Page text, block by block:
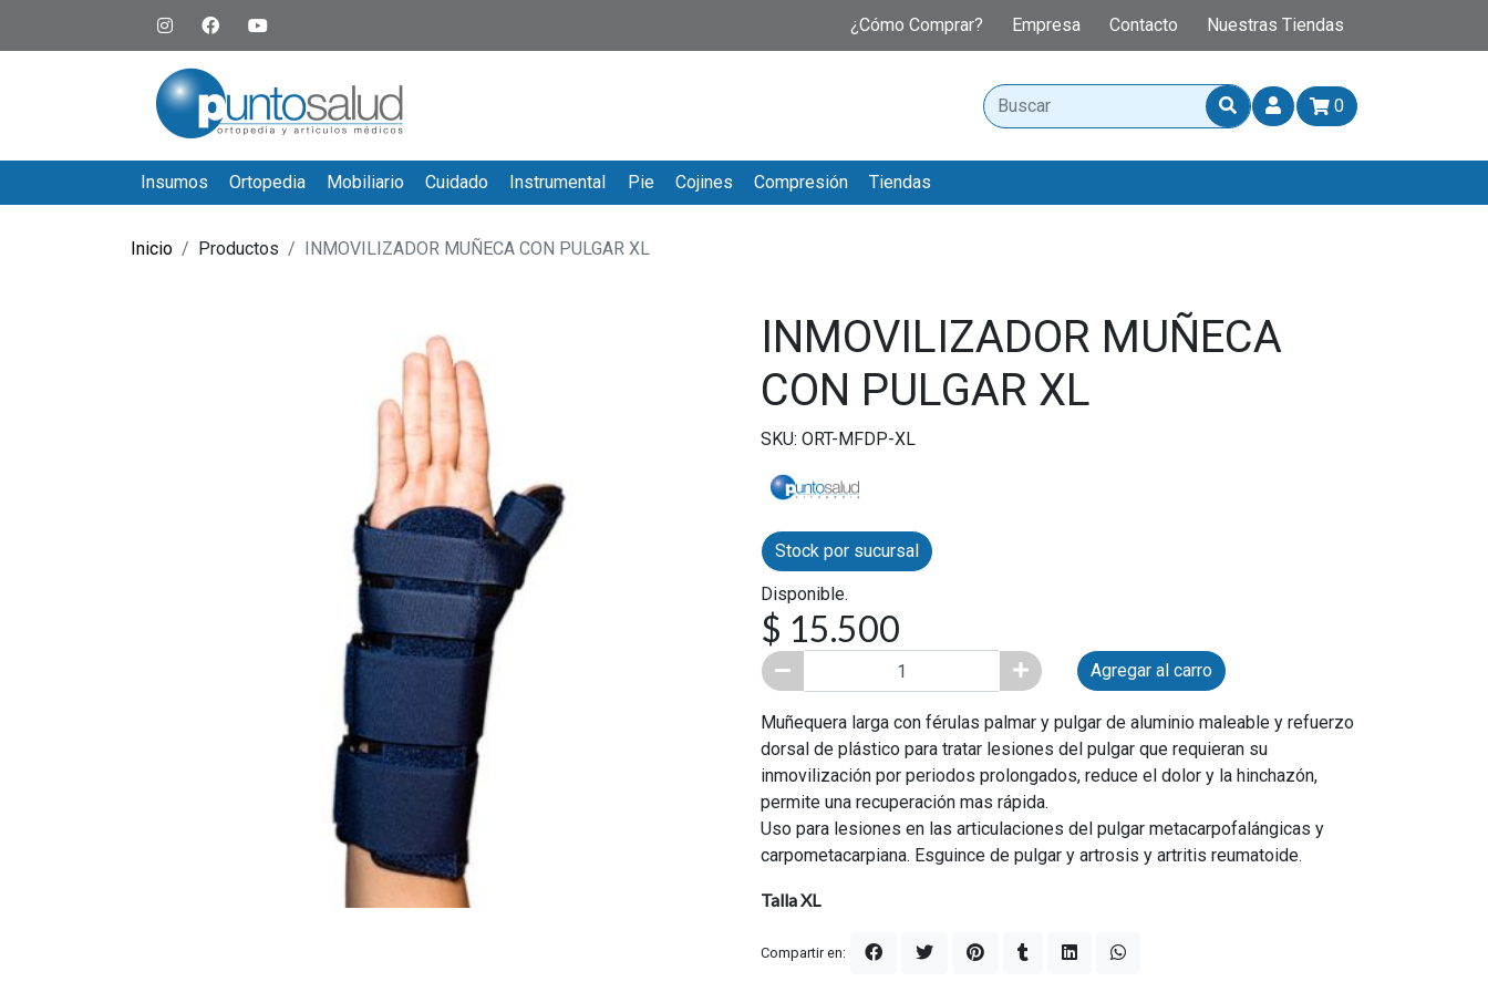
¿Cómo Comprar? Empresa Contacto Nuestras Tiendas
0
Insumos Ortopedia Mobiliario Cuidado Instrumental Pie Cojines Compresión Tiendas
Inicio Productos INMOVILIZADOR MUÑECA CON PULGAR XL
INMOVILIZADOR MUÑECA
CON PULGAR XL
SKU: ORT-MFDP-XL
Stock por sucursal
Disponible.
$ 15.500
Agregar al carro
Muñequera larga con férulas palmar y pulgar de aluminio maleable y refuerzo
dorsal de plástico para tratar lesiones del pulgar que requieran su
inmovilización por periodos prolongados, reduce el dolor y la hinchazón,
permite una recuperación mas rápida.
Uso para lesiones en las articulaciones del pulgar metacarpofalángicas y
carpometacarpiana. Esguince de pulgar y artrosis y artritis reumatoide.
Talla XL
Compartir en: